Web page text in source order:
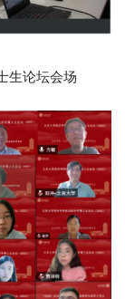
生论坛会场